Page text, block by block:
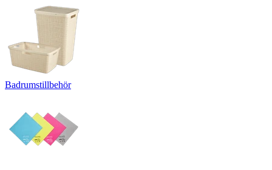
Badrumstillbehör